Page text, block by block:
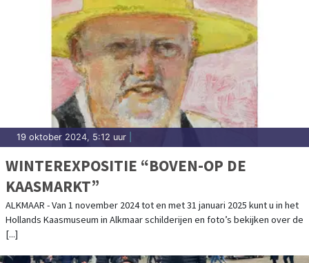
19 oktober 2024, 5:12 uur
WINTEREXPOSITIE “BOVEN-OP DE
KAASMARKT”
ALKMAAR - Van 1 november 2024 tot en met 31 januari 2025 kunt u in het
Hollands Kaasmuseum in Alkmaar schilderijen en foto’s bekijken over de
[...]